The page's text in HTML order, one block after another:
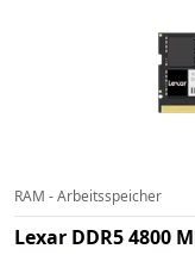
RAM - Arbeitsspeicher
Lexar DDR5 4800